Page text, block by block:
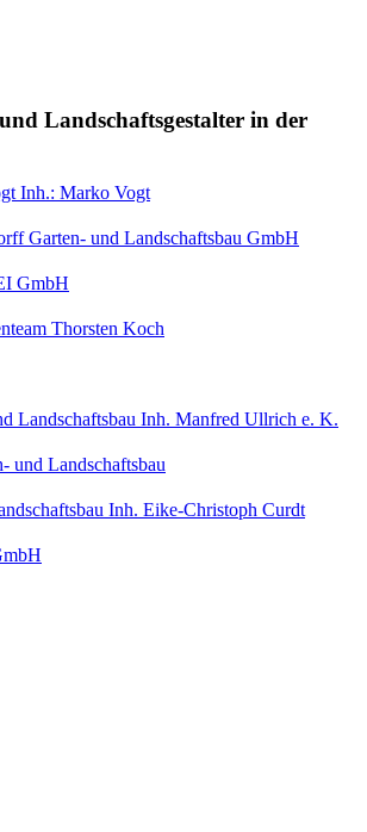
Landschaftsgestalter in der
Inh.: Marko Vogt
Garten- und Landschaftsbau GmbH
GmbH
Thorsten Koch
Landschaftsbau Inh. Manfred Ullrich e. K.
und Landschaftsbau
Inh. Eike-Christoph Curdt